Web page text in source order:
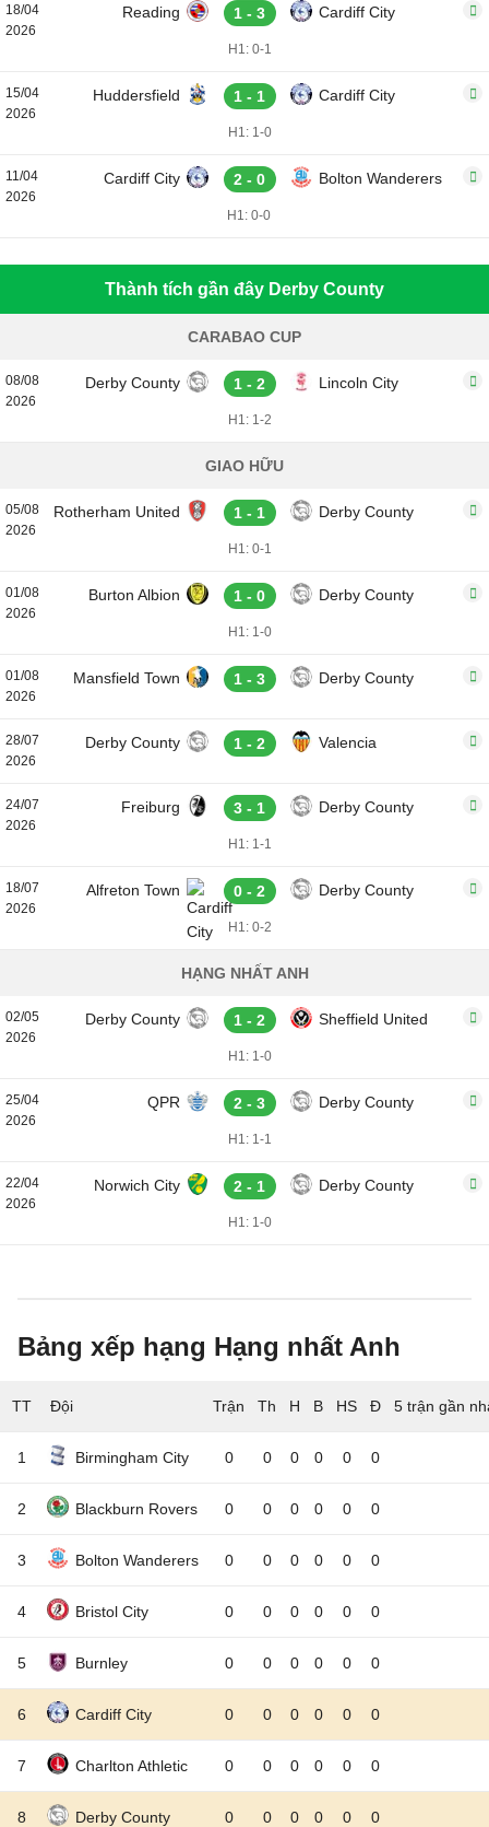
18/04
2026
Reading 1 - 3 Cardiff City
H1: 0-1
15/04
2026
Huddersfield 1 - 1 Cardiff City
H1: 1-0
11/04
2026
Cardiff City 2 - 0 Bolton Wanderers
H1: 0-0
Thành tích gần đây Derby County
CARABAO CUP
08/08
2026
Derby County 1 - 2 Lincoln City
H1: 1-2
GIAO HỮU
05/08
2026
Rotherham United 1 - 1 Derby County
H1: 0-1
01/08
2026
Burton Albion 1 - 0 Derby County
H1: 1-0
01/08
2026
Mansfield Town 1 - 3 Derby County
28/07
2026
Derby County 1 - 2 Valencia
24/07
2026
Freiburg 3 - 1 Derby County
H1: 1-1
18/07
2026
Alfreton Town 0 - 2 Derby County
H1: 0-2
HẠNG NHẤT ANH
02/05
2026
Derby County 1 - 2 Sheffield United
H1: 1-0
25/04
2026
QPR 2 - 3 Derby County
H1: 1-1
22/04
2026
Norwich City 2 - 1 Derby County
H1: 1-0
Bảng xếp hạng Hạng nhất Anh
TT Đội 5 trận gần
1 Birmingham City 0 0 0 0 0 0
2 Blackburn Rovers 0 0 0 0 0 0
3 Bolton Wanderers 0 0 0 0 0 0
4 Bristol City 0 0 0 0 0 0
5 Burnley 0 0 0 0 0 0
6 Cardiff City 0 0 0 0 0 0
7 Charlton Athletic 0 0 0 0 0 0
8 Derby County 0 0 0 0 0 0